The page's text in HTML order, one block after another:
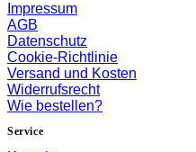
Impressum
AGB
Datenschutz
Cookie-Richtlinie
Versand und Kosten
Widerrufsrecht
Wie bestellen?
Service